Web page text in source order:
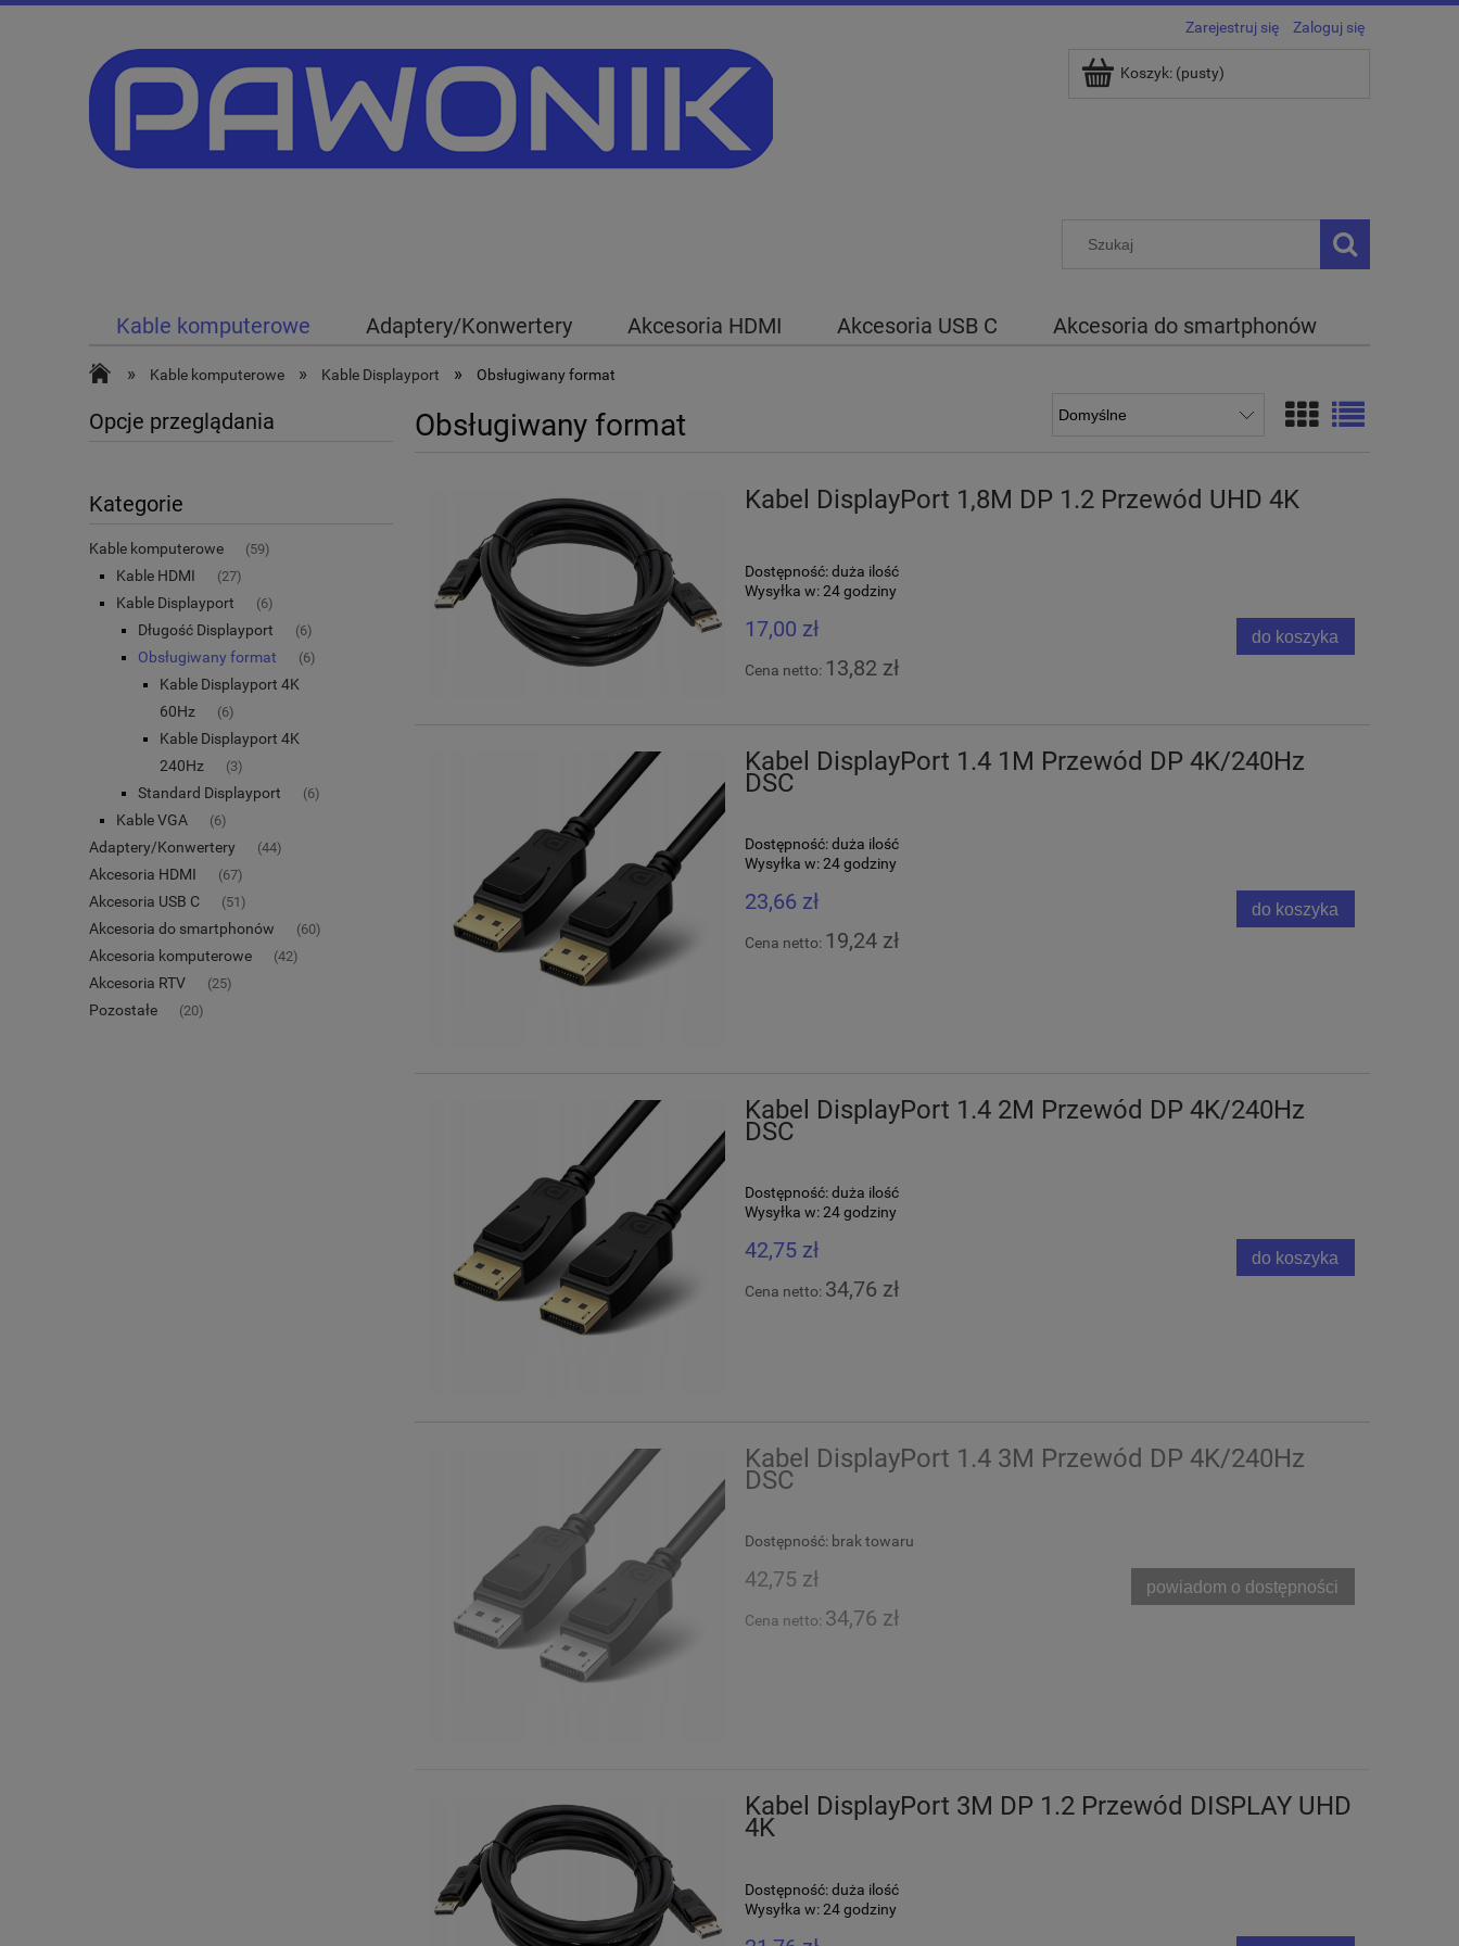
Zarejestruj się Zaloguj się
Koszyk: (pusty)
Kable komputerowe Adaptery/Konwertery Akcesoria HDMI Akcesoria USB C
Akcesoria do smartphonów
Akcesoria komputerowe
Akcesoria RTV Pozostałe
» Kable komputerowe » Kable Displayport » Obsługiwany format
Opcje przeglądania
Kategorie
Kable komputerowe (59)
Kable HDMI (27)
Kable Displayport (6)
Długość Displayport (6)
Obsługiwany format (6)
Kable Displayport 4K
60Hz
(6)
Kable Displayport 4K
240Hz
(3)
Standard Displayport (6)
Kable VGA (6)
Adaptery/Konwertery (44)
Akcesoria HDMI (67)
Akcesoria USB C (51)
Akcesoria do smartphonów (60)
Akcesoria komputerowe (42)
Akcesoria RTV (25)
Pozostałe (20)
Obsługiwany format
Kabel DisplayPort 1,8M DP 1.2 Przewód UHD 4K
Dostępność:duża ilość
Wysyłka w:24 godziny
17,00 zł
Cena netto: 13,82 zł
do koszyka
Kabel DisplayPort 1.4 1M Przewód DP 4K/240Hz
DSC
Dostępność:duża ilość
Wysyłka w:24 godziny
23,66 zł
Cena netto: 19,24 zł
do koszyka
Kabel DisplayPort 1.4 2M Przewód DP 4K/240Hz
DSC
Dostępność:duża ilość
Wysyłka w:24 godziny
42,75 zł
Cena netto: 34,76 zł
do koszyka
Kabel DisplayPort 1.4 3M Przewód DP 4K/240Hz
DSC
Dostępność: brak towaru
42,75 zł
Cena netto: 34,76 zł
powiadom o dostępności
Kabel DisplayPort 3M DP 1.2 Przewód DISPLAY UHD
4K
Dostępność:duża ilość
Wysyłka w:24 godziny